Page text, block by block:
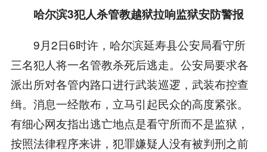
哈尔滨3犯人杀管教越狱拉响监狱安防警报
9月2日6时许，哈尔滨延寿县公安局看守所
三名犯人将一名管教杀死后逃走。公安局要求各
派出所对各管内路口进行武装巡逻，武装布控查
缉。消息一经散布，立马引起民众的高度紧张。
有细心网友指出逃亡地点是看守所而不是监狱，
按照法律程序来讲，犯罪嫌疑人没有被判刑之前